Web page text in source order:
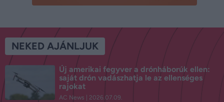
NEKED AJÁNLJUK
Új amerikai fegyver a drónháborúk ellen:
saját drón vadászhatja le az ellenséges
rajokat
AC News 2026.07.09.